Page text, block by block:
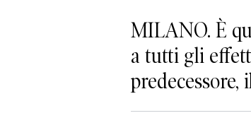
MILANO. È
a tutti gli
predecessore,